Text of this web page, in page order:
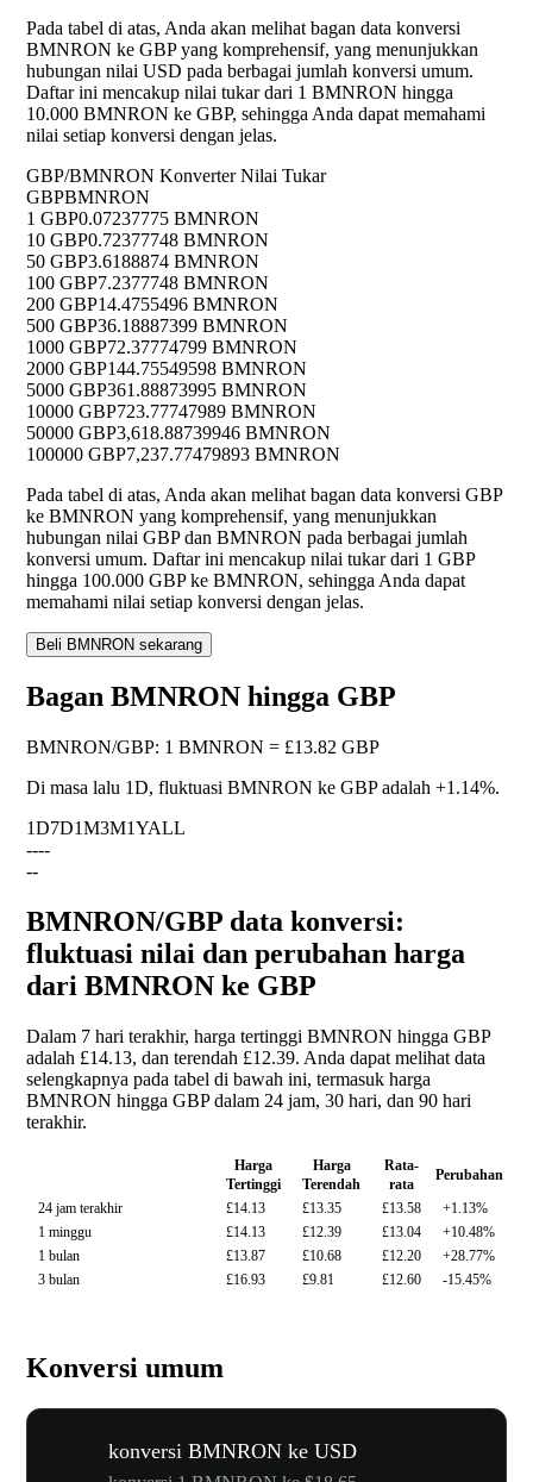
Pada tabel di atas, Anda akan melihat bagan data konversi
BMNRON ke GBP yang komprehensif, yang menunjukkan
hubungan nilai USD pada berbagai jumlah konversi umum.
Daftar ini mencakup nilai tukar dari 1 BMNRON hingga
10.000 BMNRON ke GBP, sehingga Anda dapat memahami
nilai setiap konversi dengan jelas.
GBP/BMNRON Konverter Nilai Tukar
GBPBMNRON
1 GBP0.07237775 BMNRON
10 GBP0.72377748 BMNRON
50 GBP3.6188874 BMNRON
100 GBP7.2377748 BMNRON
200 GBP14.4755496 BMNRON
500 GBP36.18887399 BMNRON
1000 GBP72.37774799 BMNRON
2000 GBP144.75549598 BMNRON
5000 GBP361.88873995 BMNRON
10000 GBP723.77747989 BMNRON
50000 GBP3,618.88739946 BMNRON
100000 GBP7,237.77479893 BMNRON
Pada tabel di atas, Anda akan melihat bagan data konversi GBP
ke BMNRON yang komprehensif, yang menunjukkan
hubungan nilai GBP dan BMNRON pada berbagai jumlah
konversi umum. Daftar ini mencakup nilai tukar dari 1 GBP
hingga 100.000 GBP ke BMNRON, sehingga Anda dapat
memahami nilai setiap konversi dengan jelas.
Beli BMNRON sekarang
Bagan BMNRON hingga GBP
BMNRON/GBP: 1 BMNRON = £13.82 GBP
Di masa lalu 1D, fluktuasi BMNRON ke GBP adalah +1.14%.
1D7D1M3M1YALL
----
--
BMNRON/GBP data konversi:
fluktuasi nilai dan perubahan harga
dari BMNRON ke GBP
Dalam 7 hari terakhir, harga tertinggi BMNRON hingga GBP
adalah £14.13, dan terendah £12.39. Anda dapat melihat data
selengkapnya pada tabel di bawah ini, termasuk harga
BMNRON hingga GBP dalam 24 jam, 30 hari, dan 90 hari
terakhir.
Harga
Tertinggi
Harga
Terendah
Rata-
rata
Perubahan
24 jam terakhir
£14.13 £13.35 £13.58
+1.13%
1 minggu
£14.13 £12.39 £13.04
+10.48%
1 bulan
£13.87 £10.68 £12.20
+28.77%
3 bulan
£16.93 £9.81 £12.60 -15.45%
Konversi umum
konversi BMNRON ke USD